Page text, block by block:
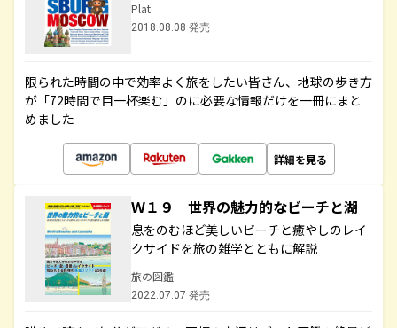
Plat
2018.08.08 発売
限られた時間の中で効率よく旅をしたい皆さん、地球の歩き方
が「72時間で目一杯楽む」のに必要な情報だけを一冊にまと
めました
詳細を見る
Ｗ１９ 世界の魅力的なビーチと湖
息をのむほど美しいビーチと癒やしのレイ
クサイドを旅の雑学とともに解説
旅の図鑑
2022.07.07 発売